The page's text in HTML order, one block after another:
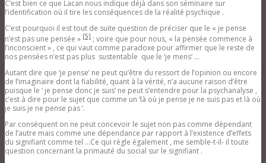
C’est bien ce que Lacan nous indique déjà dans son séminaire sur
l’identification où il tire les conséquences de la réalité psychique .
C’est pourquoi il est tout de suite question de préciser que le « je pense
n’est pas une pensée » [5] ; voire que pour nous, « la pensée commence à
l’inconscient » , ce qui vaut comme paradoxe pour affirmer que le reste de
nos pensées n’est pas plus sustentable que le ‘je mens’ …
Autant dire que ‘je pense’ ne peut qu’être du ressort de l’opinion ou encore
de l’imaginaire dont la fiabilité, quant à la vérité, n’a aucune raison d’être
puisque le ‘ je pense donc je suis’ ne peut s’entendre pour la psychanalyse ,
c’est à dire pour le sujet que comme un ‘là où je pense je ne suis pas et là où
je suis je ne pense pas ‘.
Par conséquent on ne peut concevoir le sujet non pas comme dépendant
de l’autre mais comme une dépendance par rapport à l’existence d’effets
du signifiant comme tel …Ce qui règle également , me semble-t-il- il toute
question concernant la primauté du social sur le signifiant .